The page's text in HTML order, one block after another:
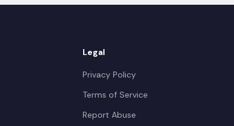
Legal
Privacy Policy
Terms of Service
Report Abuse